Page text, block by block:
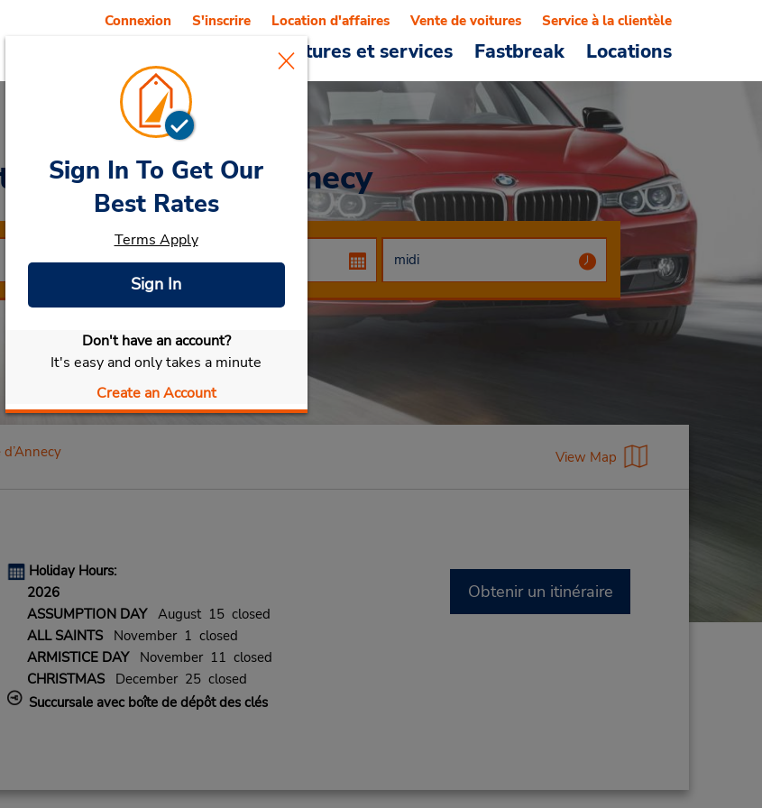
Voitures et services Fastbreak Locations
Connexion S'inscrire Location d'affaires Vente de voitures Service à la clientèle
a Carat Gare d’Annecy
Sélectionner ma voiture
Sign In To Get Our
Best Rates
Terms Apply
Sign In
Don't have an account?
It's easy and only takes a minute
Create an Account
d’Annecy View Map
Holiday Hours:
2026
ASSUMPTION DAYAugust 15 closed
ALL SAINTSNovember 1 closed
ARMISTICE DAYNovember 11 closed
CHRISTMASDecember 25 closed
Succursale avec boîte de dépôt des clés
Obtenir un itinéraire